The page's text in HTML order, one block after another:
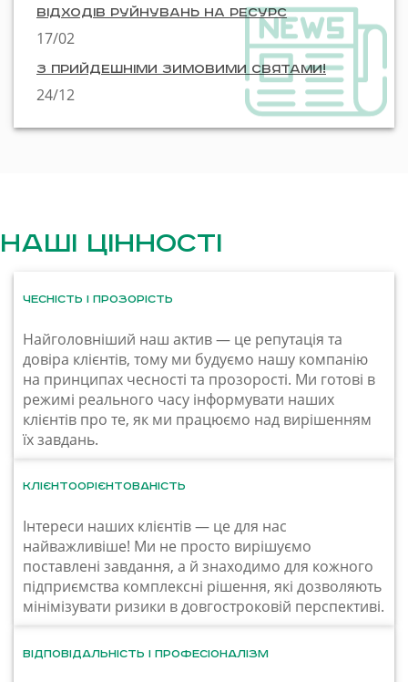
відходів руйнувань на ресурс
17/02
З прийдешніми зимовими святами!
24/12
Наші цінності
Чесність і прозорість
Найголовніший наш актив — це репутація та
довіра клієнтів, тому ми будуємо нашу компанію
на принципах чесності та прозорості. Ми готові в
режимі реального часу інформувати наших
клієнтів про те, як ми працюємо над вирішенням
їх завдань.
Клієнтоорієнтованість
Інтереси наших клієнтів — це для нас
найважливіше! Ми не просто вирішуємо
поставлені завдання, а й знаходимо для кожного
підприємства комплексні рішення, які дозволяють
мінімізувати ризики в довгостроковій перспективі.
Відповідальність і професіоналізм